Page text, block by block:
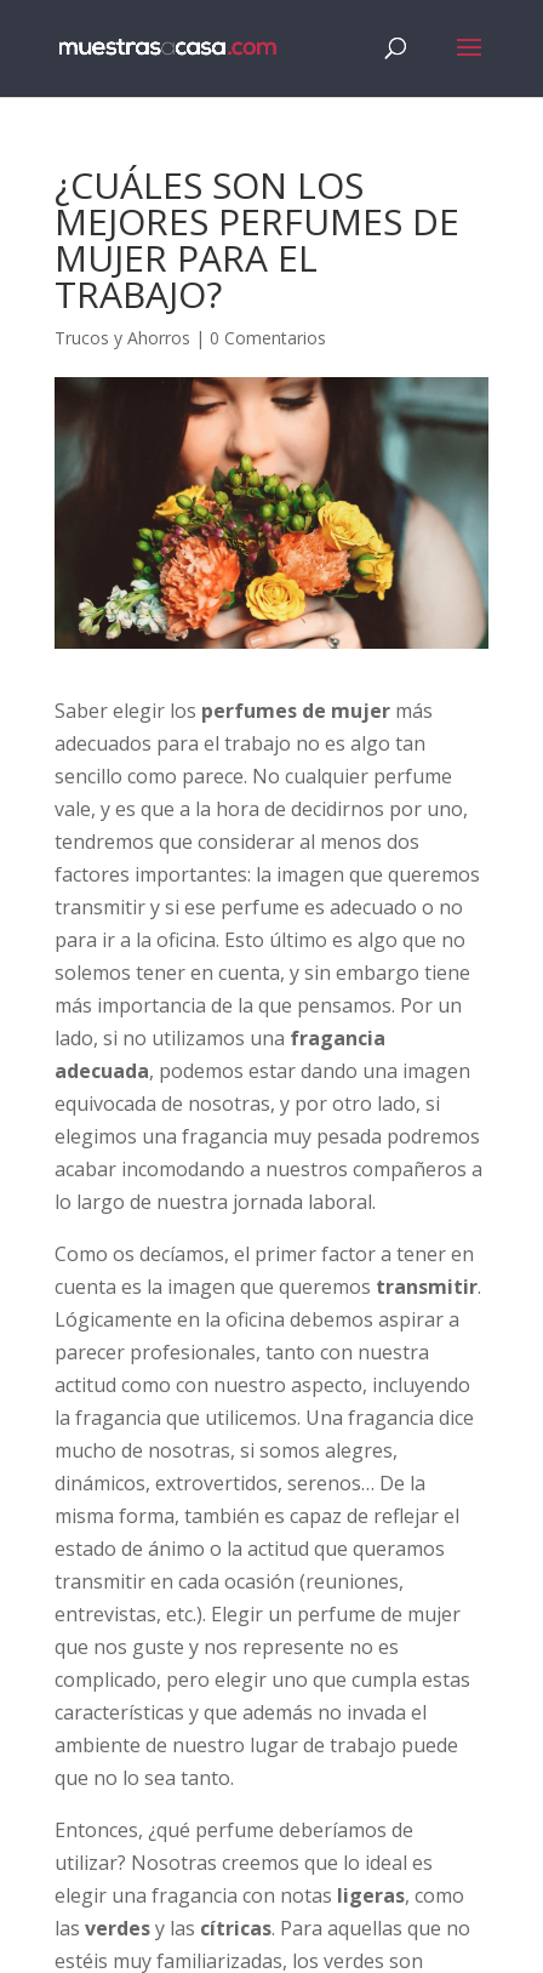
¿CUÁLES SON LOS
MEJORES PERFUMES DE
MUJER PARA EL
TRABAJO?
Trucos y Ahorros | 0 Comentarios
Saber elegir los perfumes de mujermás
adecuados para el trabajo no es algo tan
sencillo como parece. No cualquier perfume
vale, y es que a la hora de decidirnos por uno,
tendremos que considerar al menos dos
factores importantes: la imagen que queremos
transmitir y si ese perfume es adecuado o no
para ir a la oficina. Esto último es algo que no
solemos tener en cuenta, y sin embargo tiene
más importancia de la que pensamos. Por un
lado, si no utilizamos una fragancia
adecuada, podemos estar dando una imagen
equivocada de nosotras, y por otro lado, si
elegimos una fragancia muy pesada podremos
acabar incomodando a nuestros compañeros a
lo largo de nuestra jornada laboral.
Como os decíamos, el primer factor a tener en
cuenta es la imagen que queremos transmitir.
Lógicamente en la oficina debemos aspirar a
parecer profesionales, tanto con nuestra
actitud como con nuestro aspecto, incluyendo
la fragancia que utilicemos. Una fragancia dice
mucho de nosotras, si somos alegres,
dinámicos, extrovertidos, serenos… De la
misma forma, también es capaz de reflejar el
estado de ánimo o la actitud que queramos
transmitir en cada ocasión (reuniones,
entrevistas, etc.). Elegir un perfume de mujer
que nos guste y nos represente no es
complicado, pero elegir uno que cumpla estas
características y que además no invada el
ambiente de nuestro lugar de trabajo puede
que no lo sea tanto.
Entonces, ¿qué perfume deberíamos de
utilizar? Nosotras creemos que lo ideal es
elegir una fragancia con notas ligeras, como
las verdesy las cítricas. Para aquellas que no
estéis muy familiarizadas, los verdes son